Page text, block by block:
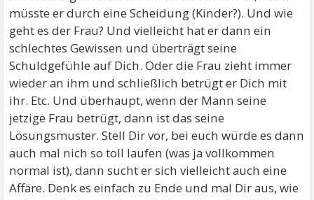
müsste er durch eine Scheidung (Kinder?). Und wie
geht es der Frau? Und vielleicht hat er dann ein
schlechtes Gewissen und überträgt seine
Schuldgefühle auf Dich. Oder die Frau zieht immer
wieder an ihm und schließlich betrügt er Dich mit
ihr. Etc. Und überhaupt, wenn der Mann seine
jetzige Frau betrügt, dann ist das seine
Lösungsmuster. Stell Dir vor, bei euch würde es dann
auch mal nich so toll laufen (was ja vollkommen
normal ist), dann sucht er sich vielleicht auch eine
Affäre. Denk es einfach zu Ende und mal Dir aus, wie